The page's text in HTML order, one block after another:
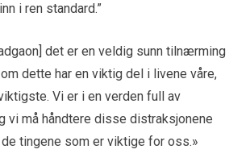
i ren standard.”
det er en veldig sunn tilnærming
dette har en viktig del i livene våre,
Vi er i en verden full av
vi må håndtere disse distraksjonene
tingene som er viktige for oss.»